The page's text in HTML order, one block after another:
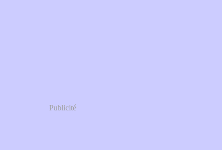
Publicité